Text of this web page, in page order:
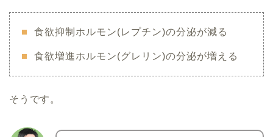
食欲抑制ホルモン(レプチン)の分泌が減る
食欲増進ホルモン(グレリン)の分泌が増える
そうです。